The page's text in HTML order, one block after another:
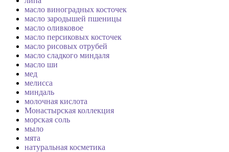
масло виноградных косточек
масло зародышей пшеницы
масло оливковое
масло персиковых косточек
масло рисовых отрубей
масло сладкого миндаля
масло ши
мед
мелисса
миндаль
молочная кислота
Монастырская коллекция
морская соль
мыло
мята
натуральная косметика